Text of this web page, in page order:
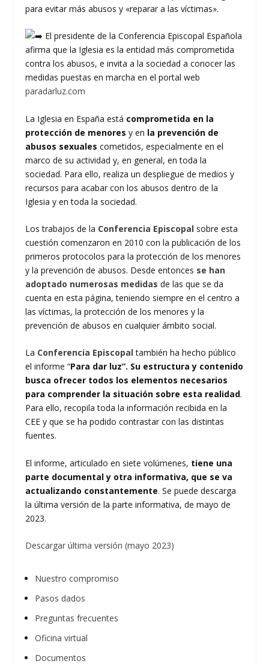
para evitar más abusos y «reparar a las víctimas».
El presidente de la Conferencia Episcopal Española
afirma que la Iglesia es la entidad más comprometida
contra los abusos, e invita a la sociedad a conocer las
medidas puestas en marcha en el portal web
paradarluz.com
La Iglesia en España está comprometida en la
protección de menores y en la prevención de
abusos sexuales cometidos, especialmente en el
marco de su actividad y, en general, en toda la
sociedad. Para ello, realiza un despliegue de medios y
recursos para acabar con los abusos dentro de la
Iglesia y en toda la sociedad.
Los trabajos de la Conferencia Episcopal sobre esta
cuestión comenzaron en 2010 con la publicación de los
primeros protocolos para la protección de los menores
y la prevención de abusos. Desde entonces se han
adoptado numerosas medidas de las que se da
cuenta en esta página, teniendo siempre en el centro a
las víctimas, la protección de los menores y la
prevención de abusos en cualquier ámbito social.
La Conferencia Episcopaltambién ha hecho público
el informe “Para dar luz”. Su estructura y contenido
busca ofrecer todos los elementos necesarios
para comprender la situación sobre esta realidad.
Para ello, recopila toda la información recibida en la
CEE y que se ha podido contrastar con las distintas
fuentes.
El informe, articulado en siete volúmenes, tiene una
parte documental y otra informativa, que se va
actualizando constantemente. Se puede descarga
la última versión de la parte informativa, de mayo de
2023.
Descargar última versión (mayo 2023)
Nuestro compromiso
Pasos dados
Preguntas frecuentes
Oficina virtual
Documentos